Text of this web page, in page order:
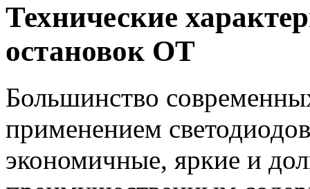
Технические
остановок ОТ
Большинство
применением
экономичные, яркие и